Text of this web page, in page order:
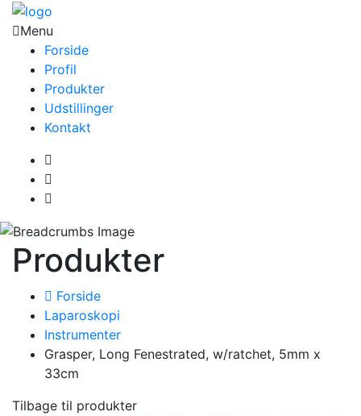
Menu
Forside
Profil
Produkter
Udstillinger
Kontakt
Produkter
Forside
Laparoskopi
Instrumenter
Grasper, Long Fenestrated, w/ratchet, 5mm x
33cm
Tilbage til produkter